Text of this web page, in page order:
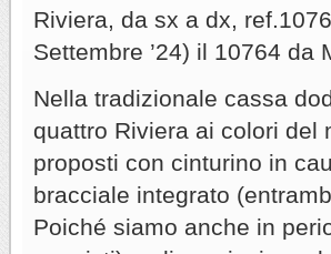
Riviera, da sx a dx,
Settembre ’24) il 10764 da
Nella tradizionale cassa
quattro Riviera ai colori del
proposti con cinturino in
bracciale integrato
Poiché siamo anche in